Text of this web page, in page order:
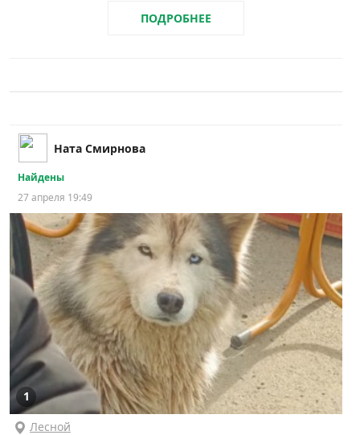
ПОДРОБНЕЕ
Ната Смирнова
Найдены
27 апреля 19:49
1
Лесной